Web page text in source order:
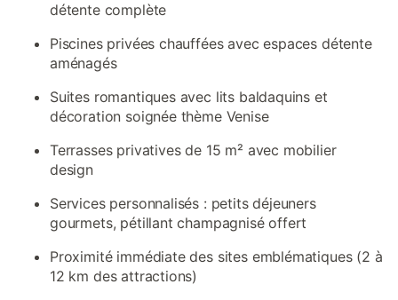
détente complète
Piscines privées chauffées avec espaces détente
aménagés
Suites romantiques avec lits baldaquins et
décoration soignée thème Venise
Terrasses privatives de 15 m² avec mobilier
design
Services personnalisés : petits déjeuners
gourmets, pétillant champagnisé offert
Proximité immédiate des sites emblématiques (2 à
12 km des attractions)